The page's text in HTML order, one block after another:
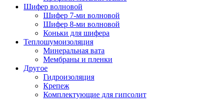
Шифер волновой
Шифер 7-ми волновой
Шифер 8-ми волновой
Коньки для шифера
Теплошумоизоляция
Минеральная вата
Мембраны и пленки
Другое
Гидроизоляция
Крепеж
Комплектующие для гипсолит